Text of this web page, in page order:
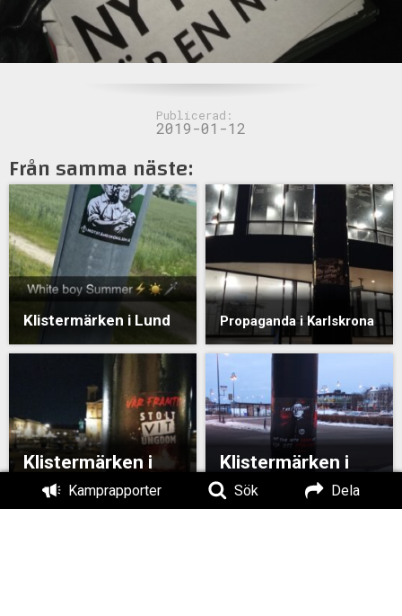
Kamprapporter Sök Dela
Publicerad:
2019-01-12
Från samma näste:
Klistermärken i Lund Propaganda i Karlskrona
Klistermärken i
Karlskrona
Klistermärken i
Karlskrona